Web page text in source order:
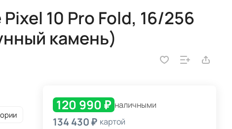
10 Pro Fold, 16/256
камень)
120 990 ₽ наличными
134 430 ₽ картой